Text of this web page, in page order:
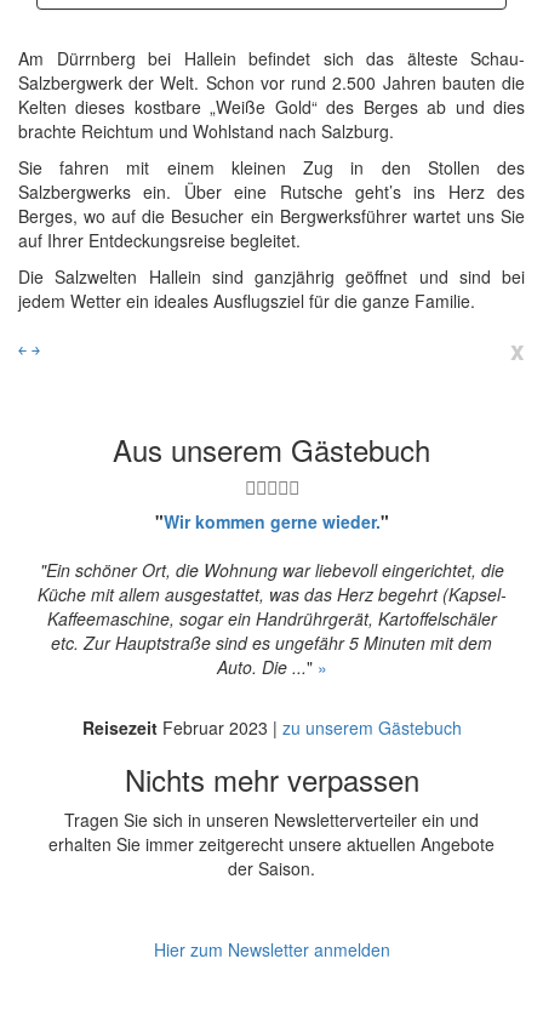
Am Dürrnberg bei Hallein befindet sich das älteste Schau-
Salzbergwerk der Welt. Schon vor rund 2.500 Jahren bauten die
Kelten dieses kostbare „Weiße Gold“ des Berges ab und dies
brachte Reichtum und Wohlstand nach Salzburg.
Sie fahren mit einem kleinen Zug in den Stollen des
Salzbergwerks ein. Über eine Rutsche geht’s ins Herz des
Berges, wo auf die Besucher ein Bergwerksführer wartet uns Sie
auf Ihrer Entdeckungsreise begleitet.
Die Salzwelten Hallein sind ganzjährig geöffnet und sind bei
jedem Wetter ein ideales Ausflugsziel für die ganze Familie.
￩ ￫ x
Aus unserem Gästebuch
"Wir kommen gerne wieder."
"Ein schöner Ort, die Wohnung war liebevoll eingerichtet, die
Küche mit allem ausgestattet, was das Herz begehrt (Kapsel-
Kaffeemaschine, sogar ein Handrührgerät, Kartoffelschäler
etc. Zur Hauptstraße sind es ungefähr 5 Minuten mit dem
Auto. Die ..." »
ReisezeitFebruar 2023 | zu unserem Gästebuch
Nichts mehr verpassen
Tragen Sie sich in unseren Newsletterverteiler ein und
erhalten Sie immer zeitgerecht unsere aktuellen Angebote
der Saison.
Hier zum Newsletter anmelden